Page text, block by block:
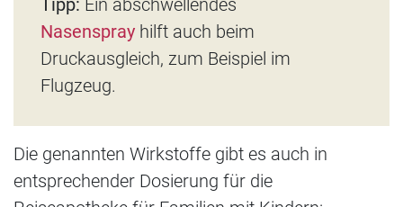
Tipp: Ein abschwellendes
Nasenspray hilft auch beim
Druckausgleich, zum Beispiel im
Flugzeug.
Die genannten Wirkstoffe gibt es auch in
entsprechender Dosierung für die